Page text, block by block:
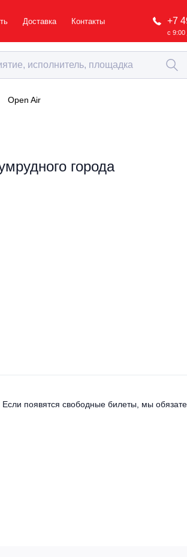
Доставка Контакты +7
с 9:00
Open Air
города
появятся свободные билеты, мы